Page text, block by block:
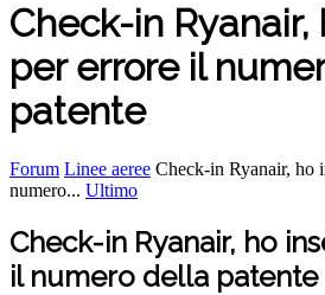
Check-in Ryanair,
per errore il
patente
Forum Linee aeree Check-in Ryanair, ho
numero... Ultimo
Check-in Ryanair, ho
il numero della patente